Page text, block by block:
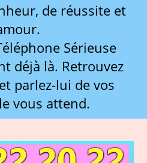
de réussite et
Sérieuse
déjà là. Retrouvez
parlez-lui de vos
vous attend.